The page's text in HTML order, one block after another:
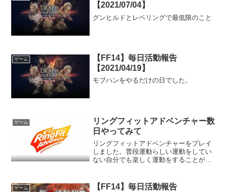
【2021/07/04】
グンヒルドとレベリングで最低限のこと
ゲーム
【FF14】毎日活動報告
【2021/04/19】
モブハンをやるだけの日でした。
ゲーム
リングフィットアドベンチャー数
日やってみて
リングフィットアドベンチャーをプレイ
しました。普段運動らしい運動をしてい
ない自分でも楽しく運動をすることがで
ゲーム
【FF14】毎日活動報告